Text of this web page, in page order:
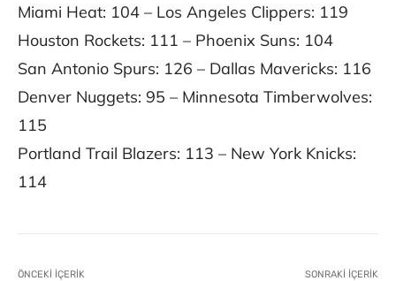
Miami Heat: 104 – Los Angeles Clippers: 119
Houston Rockets: 111 – Phoenix Suns: 104
San Antonio Spurs: 126 – Dallas Mavericks: 116
Denver Nuggets: 95 – Minnesota Timberwolves:
115
Portland Trail Blazers: 113 – New York Knicks:
114
ÖNCEKI İÇERIK SONRAKI İÇERIK